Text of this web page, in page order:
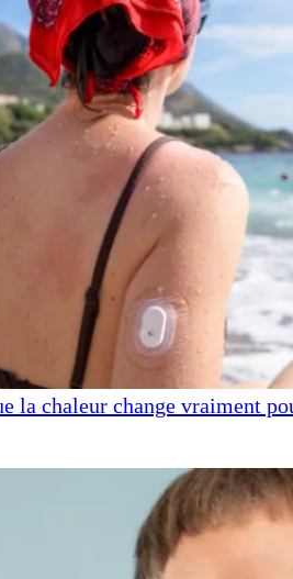
la chaleur change vraiment